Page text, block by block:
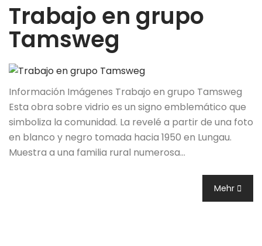
Trabajo en grupo
Tamsweg
Información Imágenes Trabajo en grupo Tamsweg
Esta obra sobre vidrio es un signo emblemático que
simboliza la comunidad. La revelé a partir de una foto
en blanco y negro tomada hacia 1950 en Lungau.
Muestra a una familia rural numerosa…
Mehr